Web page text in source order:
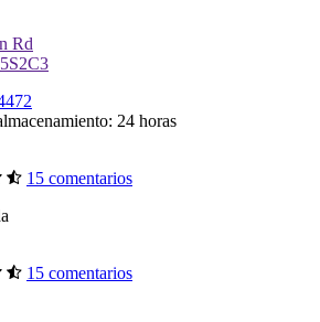
Rd
24 horas
15 comentarios
15 comentarios